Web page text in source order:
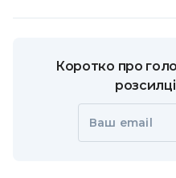
Коротко про
Ваш email